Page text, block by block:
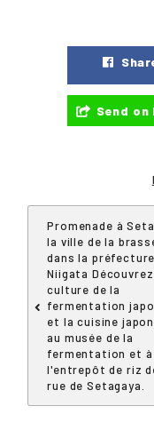
Send on
Promenade à
la ville de la
dans la
Niigata
culture de la
fermentation
et la cuisine
au musée de la
fermentation et à
l'entrepôt de riz
rue de Setagaya.